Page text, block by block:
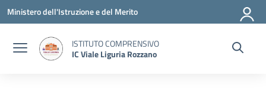
Vai ai contenuti
Vai al menu di navigazione
Vai al footer
Ministero dell'Istruzione e del Merito
ISTITUTO COMPRENSIVO
IC Viale Liguria Rozzano